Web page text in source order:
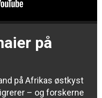
på
på Afrikas østkyst
– og forskerne